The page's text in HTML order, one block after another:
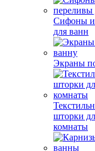
Сифоны и
для ванн
Экраны
шторки
комнаты